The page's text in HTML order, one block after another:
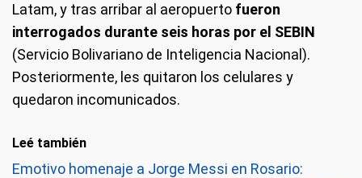
Latam, y tras arribar al aeropuerto fueron
interrogados durante seis horas por el SEBIN
(Servicio Bolivariano de Inteligencia Nacional).
Posteriormente, les quitaron los celulares y
quedaron incomunicados.
Leé también
Emotivo homenaje a Jorge Messi en Rosario: